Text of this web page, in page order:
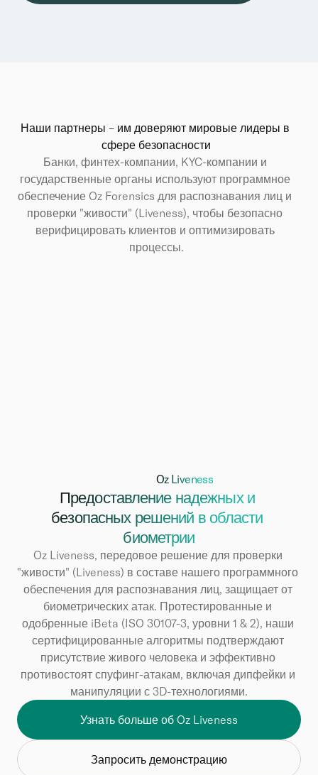
Наши партнеры – им доверяют мировые лидеры в
сфере безопасности
Банки, финтех-компании, KYC-компании и
государственные органы используют программное
обеспечение Oz Forensics для распознавания лиц и
проверки "живости" (Liveness), чтобы безопасно
верифицировать клиентов и оптимизировать
процессы.
Oz Liveness
Предоставление надежных и
безопасных решений в области
биометрии
Oz Liveness, передовое решение для проверки
"живости" (Liveness) в составе нашего программного
обеспечения для распознавания лиц, защищает от
биометрических атак. Протестированные и
одобренные iBeta (ISO 30107-3, уровни 1 & 2), наши
сертифицированные алгоритмы подтверждают
присутствие живого человека и эффективно
противостоят спуфинг-атакам, включая дипфейки и
манипуляции с 3D-технологиями.
Узнать больше об Oz Liveness
Запросить демонстрацию